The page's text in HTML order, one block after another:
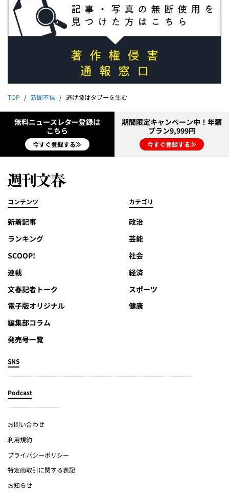
TOP 新聞不信 逃げ腰はタブーを生む
無料ニュースレター登録は
こちら
今すぐ登録する≫
期間限定キャンペーン中！年額
プラン9,999円
今すぐ登録する≫
コンテンツ
新着記事
ランキング
SCOOP!
連載
文春記者トーク
電子版オリジナル
編集部コラム
発売号一覧
カテゴリ
政治
芸能
社会
経済
スポーツ
健康
SNS
Podcast
お問い合わせ
利用規約
プライバシーポリシー
特定商取引に関する表記
お知らせ